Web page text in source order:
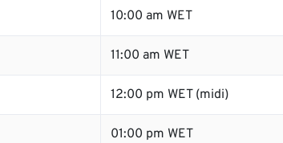
10:00 am WET
11:00 am WET
12:00 pm WET (midi)
01:00 pm WET